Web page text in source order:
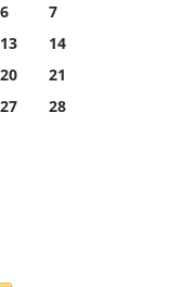
6
7
13
14
20
21
27
28